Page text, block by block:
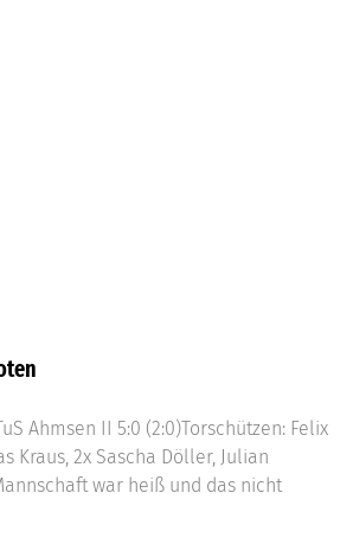
Ahmsen II 5:0 (2:0)Torschützen: Felix
Kraus, 2x Sascha Döller, Julian
war heiß und das nicht